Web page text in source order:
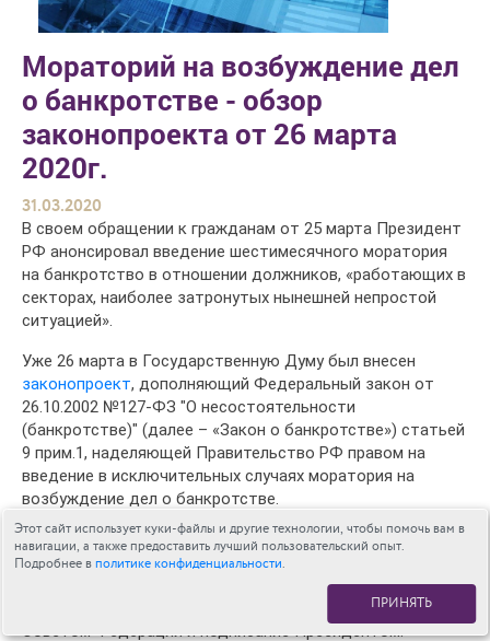
Этот сайт использует куки-файлы и другие технологии, чтобы помочь вам в
навигации, а также предоставить лучший пользовательский опыт.
Подробнее вполитике конфиденциальности.
ПРИНЯТЬ
Мораторий на возбуждение дел
о банкротстве - обзор
законопроекта от 26 марта
2020г.
31.03.2020
В своем обращении к гражданам от 25 марта Президент
РФ анонсировал введение шестимесячного моратория
на банкротство в отношении должников, «работающих в
секторах, наиболее затронутых нынешней непростой
ситуацией».
Уже 26 марта в Государственную Думу был внесен
законопроект, дополняющий Федеральный закон от
26.10.2002 №127-ФЗ "О несостоятельности
(банкротстве)" (далее – «Закон о банкротстве») статьей
9 прим.1, наделяющей Правительство РФ правом на
введение в исключительных случаях моратория на
возбуждение дел о банкротстве.
На момент составления данной заметки (31 марта)
законопроект был принят Государственной Думой в
третьем чтении. Учитывая текущую ситуацию, мы можем
прогнозировать скорейшее одобрение законопроекта
Советом Федерации и подписание Президентом.